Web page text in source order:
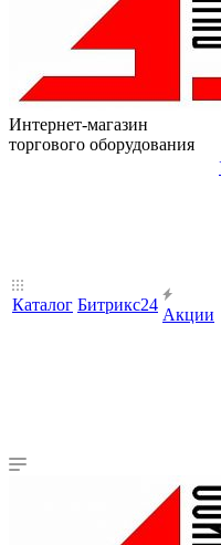
Интернет-магазин
торгового оборудования
Каталог Битрикс24
Акции